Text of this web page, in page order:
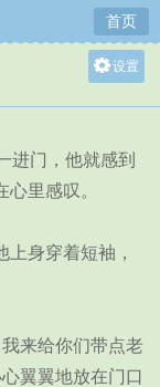
首页
设置
中
门，他就感到
里感叹。
身穿着短袖，
来给你们带点老
翼翼地放在门口